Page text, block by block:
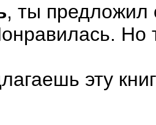
, ты предложил
Но
эту